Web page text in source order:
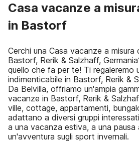
Casa vacanze a
in Bastorf
Cerchi una Casa vacanze a misura
Bastorf, Rerik & Salzhaff,
quello che fa per te! Ti regaleremo
indimenticabile in Bastorf, Rerik &
Da Belvilla, offriamo un'ampia
vacanze in Bastorf, Rerik &
ville, cottage, appartamenti,
adattano a diversi gruppi
a una vacanza estiva, a una pausa
un'avventura sugli sport invernali.